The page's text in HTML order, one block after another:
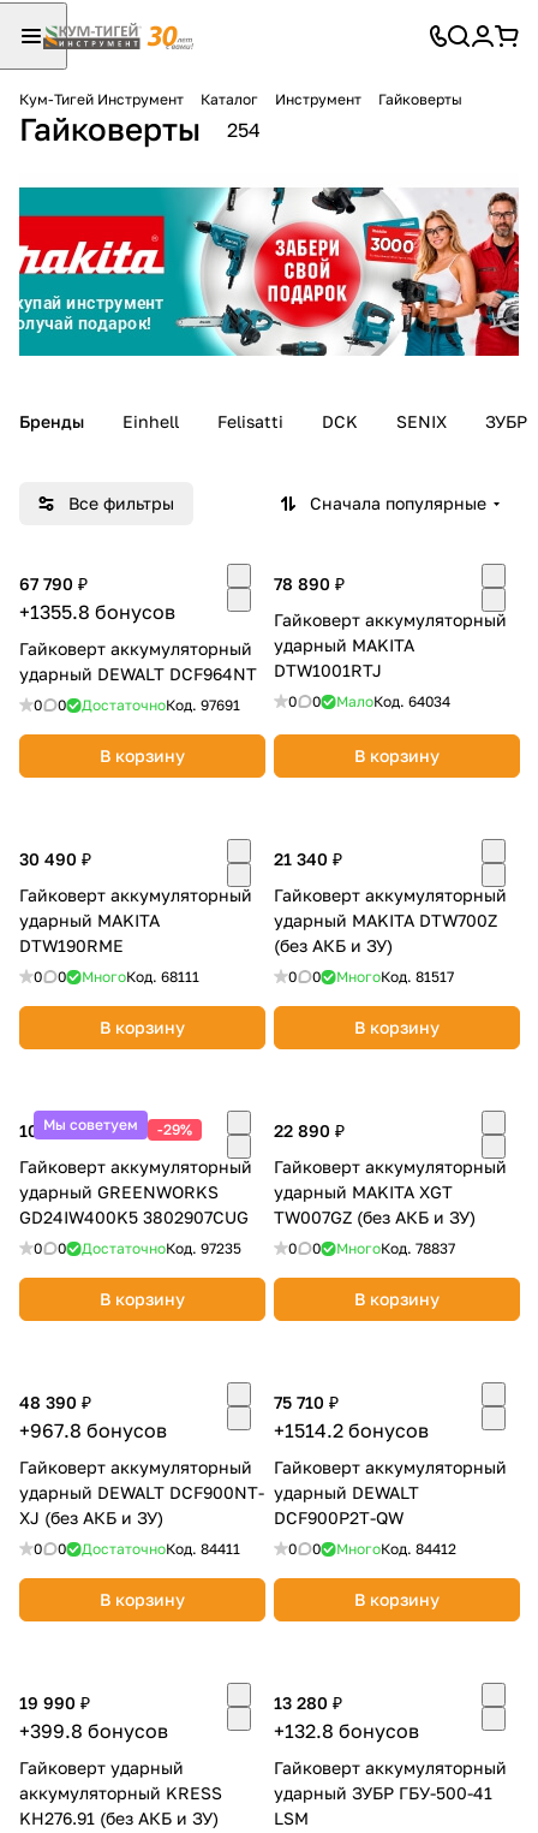
Кум-Тигей Инструмент Каталог Инструмент Гайковерты
Гайковерты 254
Бренды Einhell Felisatti DCK SENIX ЗУБР
Все фильтры Сначала популярные
67 790 ₽
+1355.8 бонусов
Гайковерт аккумуляторный
ударный DEWALT DCF964NT
0 0 ДостаточноКод. 97691
В корзину
78 890 ₽
Гайковерт аккумуляторный
ударный MAKITA
DTW1001RTJ
0 0 МалоКод. 64034
В корзину
30 490 ₽
Гайковерт аккумуляторный
ударный MAKITA
DTW190RME
0 0 МногоКод. 68111
В корзину
21 340 ₽
Гайковерт аккумуляторный
ударный MAKITA DTW700Z
(без АКБ и ЗУ)
0 0 МногоКод. 81517
В корзину
Мы советуем
10 990 ₽15 490 ₽ -29%
Гайковерт аккумуляторный
ударный GREENWORKS
GD24IW400K5 3802907CUG
0 0 ДостаточноКод. 97235
В корзину
22 890 ₽
Гайковерт аккумуляторный
ударный MAKITA XGT
TW007GZ (без АКБ и ЗУ)
0 0 МногоКод. 78837
В корзину
48 390 ₽
+967.8 бонусов
Гайковерт аккумуляторный
ударный DEWALT DCF900NT-
XJ (без АКБ и ЗУ)
0 0 ДостаточноКод. 84411
В корзину
75 710 ₽
+1514.2 бонусов
Гайковерт аккумуляторный
ударный DEWALT
DCF900P2T-QW
0 0 МногоКод. 84412
В корзину
19 990 ₽
+399.8 бонусов
Гайковерт ударный
аккумуляторный KRESS
KH276.91 (без АКБ и ЗУ)
13 280 ₽
+132.8 бонусов
Гайковерт аккумуляторный
ударный ЗУБР ГБУ-500-41
LSM
Для клиентов всех банков
Разбейте
оплату на части
без переплат
Добавляйте товары
в корзину
Оплачивайте сегодня только
25% картой любого банка
Оставшиеся75% будут
списываться
с вашей карты
по25 каждые 2 недели
25
недели
раз в 2 недели
Остались вопросы?
8 800 302-02-51
plait.ru